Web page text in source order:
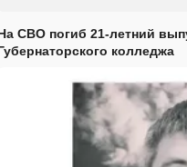
СВО погиб 21-летний
колледжа